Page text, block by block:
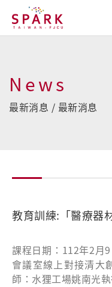
News
最新消息 / 最新消息
教育訓練:「醫療器
課程日期：112年2月
會議室線上對接清大
師：水狸工場姚南光